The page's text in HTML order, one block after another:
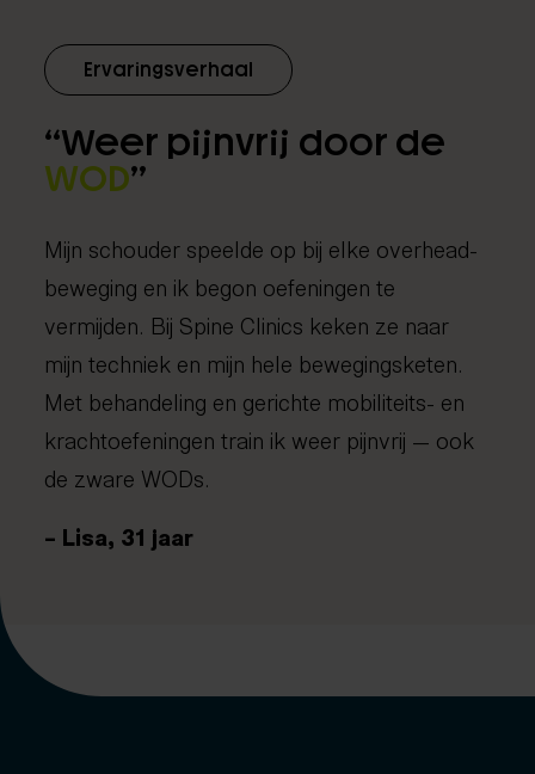
Ervaringsverhaal
“Weer pijnvrij door de
WOD”
Mijn schouder speelde op bij elke overhead-
beweging en ik begon oefeningen te
vermijden. Bij Spine Clinics keken ze naar
mijn techniek en mijn hele bewegingsketen.
Met behandeling en gerichte mobiliteits- en
krachtoefeningen train ik weer pijnvrij — ook
de zware WODs.
– Lisa, 31 jaar